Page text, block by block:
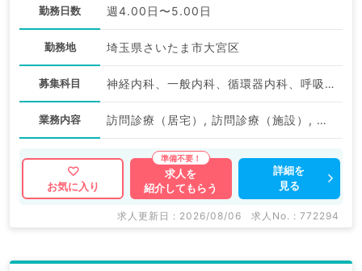
勤務日数 週4.00日〜5.00日
勤務地 埼玉県さいたま市大宮区
募集科目 神経内科、一般内科、循環器内科、呼吸器内科、消化器内科、内分泌・代謝内科、腎臓内科、老年内科、血液内科、膠原病科
業務内容 訪問診療（居宅）, 訪問診療（施設）, 訪問診療（施設）
お気に入り
求人を
紹介してもらう
詳細を
見る
求人更新日 : 2026/08/06 求人No. : 772294